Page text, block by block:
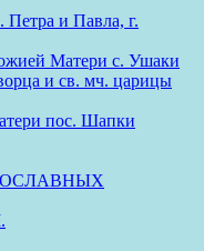
Петра и Павла, г.
Матери с. Ушаки
и св. мч. царицы
пос. Шапки